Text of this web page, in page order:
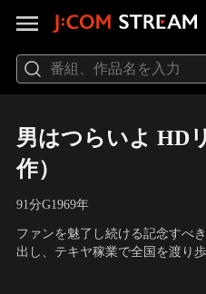
男はつらいよ HD
作）
91分G1969年
ファンを魅了し続ける記念すべ
出し、テキヤ稼業で全国を渡り